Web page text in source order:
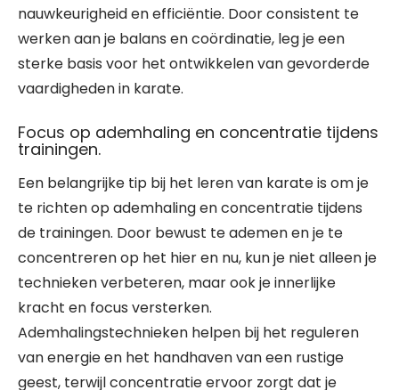
nauwkeurigheid en efficiëntie. Door consistent te
werken aan je balans en coördinatie, leg je een
sterke basis voor het ontwikkelen van gevorderde
vaardigheden in karate.
Focus op ademhaling en concentratie tijdens
trainingen.
Een belangrijke tip bij het leren van karate is om je
te richten op ademhaling en concentratie tijdens
de trainingen. Door bewust te ademen en je te
concentreren op het hier en nu, kun je niet alleen je
technieken verbeteren, maar ook je innerlijke
kracht en focus versterken.
Ademhalingstechnieken helpen bij het reguleren
van energie en het handhaven van een rustige
geest, terwijl concentratie ervoor zorgt dat je